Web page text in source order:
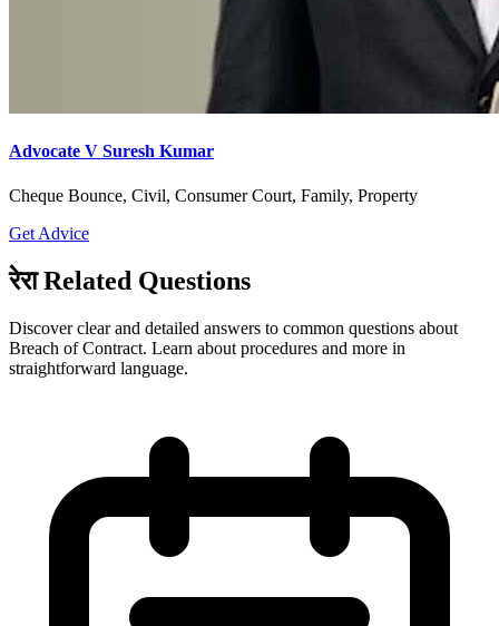
Advocate V Suresh Kumar
Cheque Bounce, Civil, Consumer Court, Family, Property
Get Advice
रेरा Related Questions
Discover clear and detailed answers to common questions about
Breach of Contract. Learn about procedures and more in
straightforward language.